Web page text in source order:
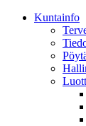
Kunta­info